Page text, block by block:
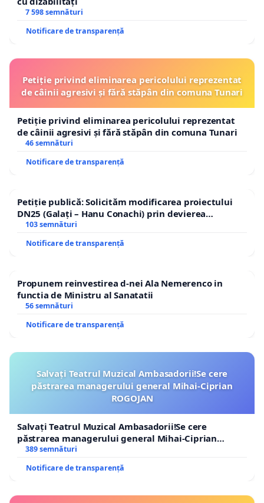
7 598 semnături
Notificare de transparență
Petiție privind eliminarea pericolului reprezentat
de câinii agresivi și fără stăpân din comuna Tunari
Petiție privind eliminarea pericolului reprezentat
de câinii agresivi și fără stăpân din comuna Tunari
46 semnături
Notificare de transparență
Petiție publică: Solicităm modificarea proiectului
DN25 (Galați – Hanu Conachi) prin devierea
traseului în afara localităților!
103 semnături
Notificare de transparență
Propunem reinvestirea d-nei Ala Nemerenco in
functia de Ministru al Sanatatii
56 semnături
Notificare de transparență
Salvați Teatrul Muzical Ambasadorii!Se cere
păstrarea managerului general Mihai-Ciprian
ROGOJAN
Salvați Teatrul Muzical Ambasadorii!Se cere
păstrarea managerului general Mihai-Ciprian
ROGOJAN
389 semnături
Notificare de transparență